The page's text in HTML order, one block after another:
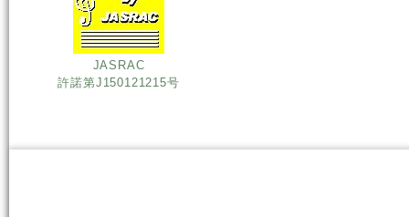
JASRAC
許諾第J150121215号